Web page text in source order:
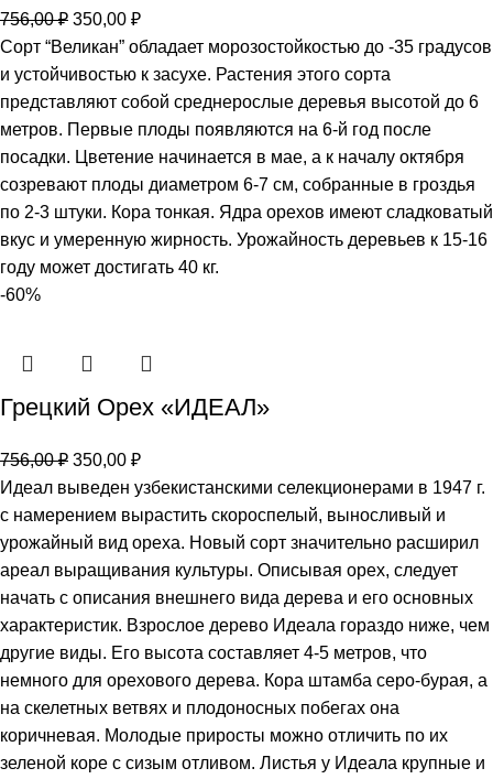
756,00₽ 350,00 ₽
Сорт “Великан” обладает морозостойкостью до -35 градусов
и устойчивостью к засухе. Растения этого сорта
представляют собой среднерослые деревья высотой до 6
метров. Первые плоды появляются на 6-й год после
посадки. Цветение начинается в мае, а к началу октября
созревают плоды диаметром 6-7 см, собранные в гроздья
по 2-3 штуки. Кора тонкая. Ядра орехов имеют сладковатый
вкус и умеренную жирность. Урожайность деревьев к 15-16
году может достигать 40 кг.
-60%
Грецкий Орех «ИДЕАЛ»
756,00₽ 350,00 ₽
Идеал выведен узбекистанскими селекционерами в 1947 г.
с намерением вырастить скороспелый, выносливый и
урожайный вид ореха. Новый сорт значительно расширил
ареал выращивания культуры. Описывая орех, следует
начать с описания внешнего вида дерева и его основных
характеристик. Взрослое дерево Идеала гораздо ниже, чем
другие виды. Его высота составляет 4-5 метров, что
немного для орехового дерева. Кора штамба серо-бурая, а
на скелетных ветвях и плодоносных побегах она
коричневая. Молодые приросты можно отличить по их
зеленой коре с сизым отливом. Листья у Идеала крупные и